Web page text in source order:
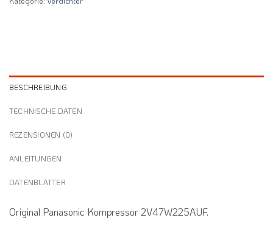
BESCHREIBUNG
TECHNISCHE DATEN
REZENSIONEN (0)
ANLEITUNGEN
DATENBLÄTTER
Original Panasonic Kompressor 2V47W225AUF.